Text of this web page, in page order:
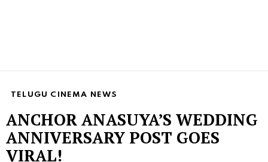
TELUGU CINEMA NEWS
ANCHOR ANASUYA’S WEDDING
ANNIVERSARY POST GOES
VIRAL!